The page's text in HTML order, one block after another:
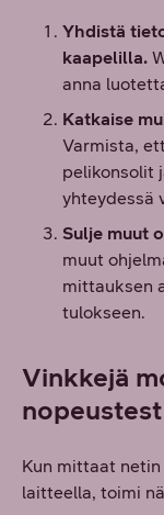
Yhdistä
kaapelilla.
anna
Katkaise
Varmista,
pelikonsolit
yhteydessä
Sulje muut
muut
mittauksen
tulokseen.
Vinkkejä
Kun mittaat
laitteella, toimi